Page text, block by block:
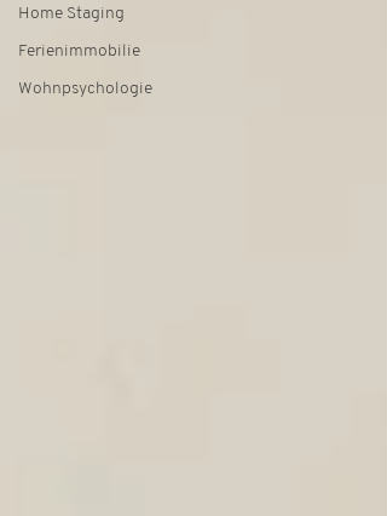
Home Staging
Ferienimmobilie
Wohnpsychologie